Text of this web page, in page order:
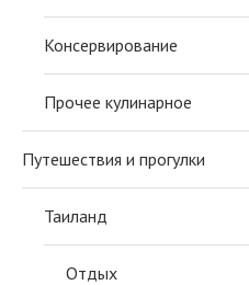
Консервирование
Прочее кулинарное
Путешествия и прогулки
Таиланд
Отдых